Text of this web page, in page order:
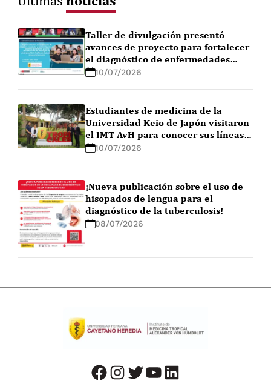
Taller de divulgación presentó
avances de proyecto para fortalecer
el diagnóstico de enfermedades
febriles en la Amazonía peruana
10/07/2026
Estudiantes de medicina de la
Universidad Keio de Japón visitaron
el IMT AvH para conocer sus líneas
de investigación
10/07/2026
¡Nueva publicación sobre el uso de
hisopados de lengua para el
diagnóstico de la tuberculosis!
08/07/2026
facebook instagram twitter youtube LinkedIn